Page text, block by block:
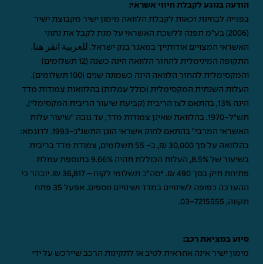
הודעה בנוגע לקבלת חיווי אשראי:
בפנייה לבחינת זכאות לקבלת הלוואה מימון ישיר מקבוצת ישיר
(2006) בע"מ תפנה ללשכת האשראי על מנת לקבל את נתוני
האשראי המצויים אודותייך במאגר בנק ישראל. للعربية انقر هنا.
התקופה המינימלית להחזר הלוואה הינה כשנה (12 תשלומים)
והמקסימלית להחזר הלוואה הינה כשמונה שנים (100 תשלומים).
העלות השנתית המקסימלית (כולל עמלות) בהלוואות צמודות מדד
הינה 13%, בהתאם לצו הריבית (קביעת שיעור הריבית המקסימלי),
תש"ל-1970. בהלוואת שאינן צמודות מדד, עד גובה "שיעור עלות
האשראי המרבי" בהתאם לחוק אשראי הוגן התשנ"ג-1993. לדוגמא:
בהלוואה על סך 30,000 ₪, ב- 55 תשלומים, צמודת מדד בריבית
בשיעור של 8.5%, העלות הכוללת תהיה 9.66% בתוספת עמלת
פתיחת תיק בסך 490 ₪. *סה"כ תשלומי לקוח – 36,817 ₪. יובהר כי
ההערכה כפופה לשינויים במדד ושינויים נוספים. אפעל 35 פתח
תקווה, 03-7215555
.
סיוע במציאת רכב:
מימון ישיר אינה אחראית לטיב או לתקינות הרכב שיירכש על ידי